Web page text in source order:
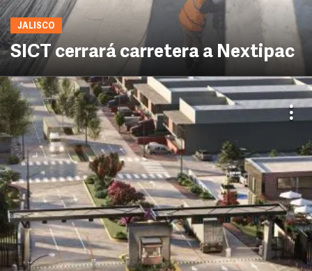
JALISCO
SICT cerrará carretera a Nextipac